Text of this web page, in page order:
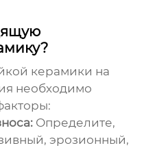
керамики на
необходимо
Определите,
эрозионный,